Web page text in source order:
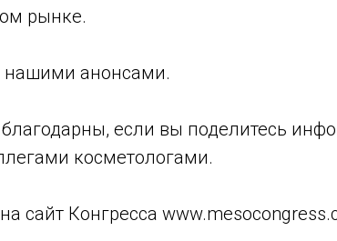
рынке.
нашими анонсами.
если вы поделитесь
косметологами.
сайт Конгресса